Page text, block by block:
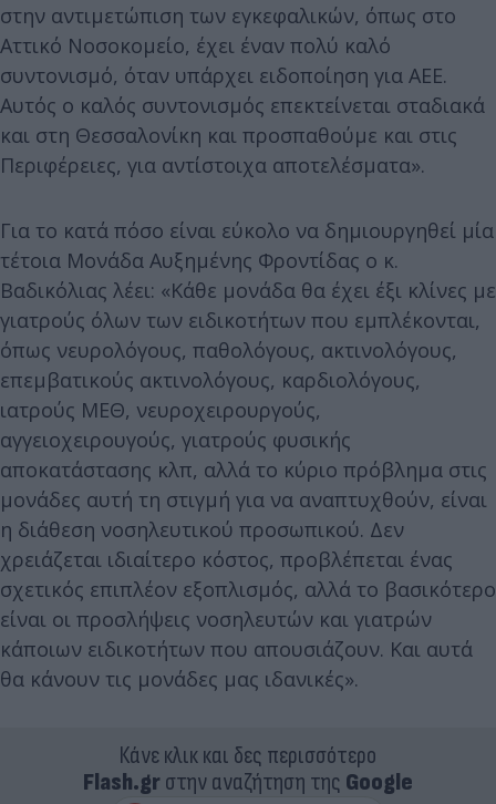
στην αντιμετώπιση των εγκεφαλικών, όπως στο
Αττικό Νοσοκομείο, έχει έναν πολύ καλό
συντονισμό, όταν υπάρχει ειδοποίηση για ΑΕΕ.
Αυτός ο καλός συντονισμός επεκτείνεται σταδιακά
και στη Θεσσαλονίκη και προσπαθούμε και στις
Περιφέρειες, για αντίστοιχα αποτελέσματα».
Για το κατά πόσο είναι εύκολο να δημιουργηθεί μία
τέτοια Μονάδα Αυξημένης Φροντίδας ο κ.
Βαδικόλιας λέει: «Κάθε μονάδα θα έχει έξι κλίνες με
γιατρούς όλων των ειδικοτήτων που εμπλέκονται,
όπως νευρολόγους, παθολόγους, ακτινολόγους,
επεμβατικούς ακτινολόγους, καρδιολόγους,
ιατρούς ΜΕΘ, νευροχειρουργούς,
αγγειοχειρουγούς, γιατρούς φυσικής
αποκατάστασης κλπ, αλλά το κύριο πρόβλημα στις
μονάδες αυτή τη στιγμή για να αναπτυχθούν, είναι
η διάθεση νοσηλευτικού προσωπικού. Δεν
χρειάζεται ιδιαίτερο κόστος, προβλέπεται ένας
σχετικός επιπλέον εξοπλισμός, αλλά το βασικότερο
είναι οι προσλήψεις νοσηλευτών και γιατρών
κάποιων ειδικοτήτων που απουσιάζουν. Και αυτά
θα κάνουν τις μονάδες μας ιδανικές».
Κάνε κλικ και δες περισσότερο
Flash.grστην αναζήτηση της Google